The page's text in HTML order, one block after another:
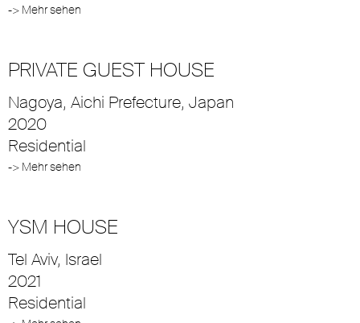
-> Mehr sehen
PRIVATE GUEST HOUSE
Nagoya, Aichi Prefecture, Japan
2020
Residential
-> Mehr sehen
YSM HOUSE
Tel Aviv, Israel
2021
Residential